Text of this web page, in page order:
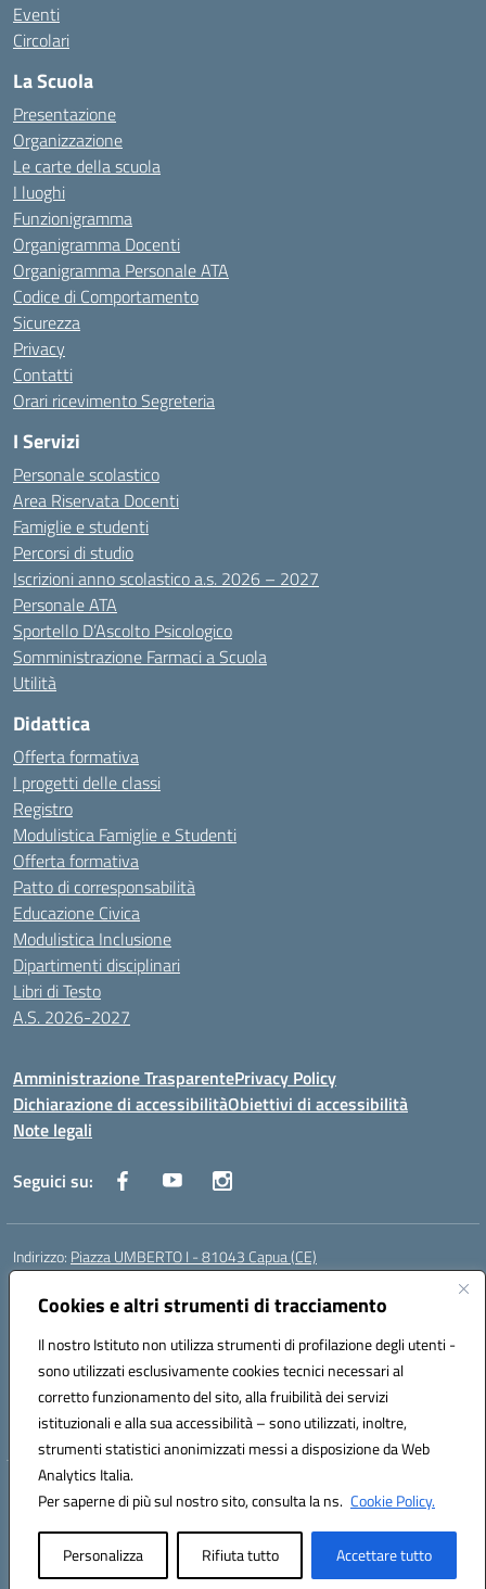
Cookies e altri strumenti di tracciamento
Il nostro Istituto non utilizza strumenti di profilazione degli utenti -
sono utilizzati esclusivamente cookies tecnici necessari al
corretto funzionamento del sito, alla fruibilità dei servizi
istituzionali e alla sua accessibilità – sono utilizzati, inoltre,
strumenti statistici anonimizzati messi a disposizione da Web
Analytics Italia.
Per saperne di più sul nostro sito, consulta la ns. Cookie Policy.
Personalizza Rifiuta tutto Accettare tutto
Eventi
Circolari
La Scuola
Presentazione
Organizzazione
Le carte della scuola
I luoghi
Funzionigramma
Organigramma Docenti
Organigramma Personale ATA
Codice di Comportamento
Sicurezza
Privacy
Contatti
Orari ricevimento Segreteria
I Servizi
Personale scolastico
Area Riservata Docenti
Famiglie e studenti
Percorsi di studio
Iscrizioni anno scolastico a.s. 2026 – 2027
Personale ATA
Sportello D’Ascolto Psicologico
Somministrazione Farmaci a Scuola
Utilità
Didattica
Offerta formativa
I progetti delle classi
Registro
Modulistica Famiglie e Studenti
Offerta formativa
Patto di corresponsabilità
Educazione Civica
Modulistica Inclusione
Dipartimenti disciplinari
Libri di Testo
A.S. 2026-2027
Amministrazione TrasparentePrivacy Policy
Dichiarazione di accessibilitàObiettivi di accessibilità
Note legali
Seguici su:
Indirizzo: Piazza UMBERTO I - 81043 Capua (CE)
Centralino:
Posta elettronica certificata (PEC):cepm03000d@pec.istruzione.it
Codice fiscale: 93034560610
Codice meccanografico:CEPM03000D
Codice Indice delle Pubbliche Amministrazioni (IPA): istsc_cepm03000d
Codice unico di fatturazione (CUF): UF7IYN
Hosting & Powered by 3D Solution S.r.l.
Concept & Design by Designers Italia